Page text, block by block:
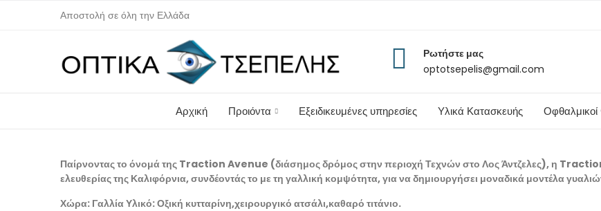
Αποστολή σε όλη την Ελλάδα
Ρωτήστε μας
optotsepelis@gmail.com
Αρχική Προιόντα Εξειδικευμένες υπηρεσίες Υλικά Κατασκευής Οφθαλμικοί
Παίρνοντας το όνομά της Traction Avenue (διάσημος δρόμος στην περιοχή Τεχνών στο Λος Άντζελες), η
ελευθερίας της Καλιφόρνια, συνδέοντάς το με τη γαλλική κομψότητα, για να δημιουργήσει μοναδικά μοντέλα
Χώρα: Γαλλία Υλικό: Οξική κυτταρίνη,χειρουργικό ατσάλι,καθαρό τιτάνιο.